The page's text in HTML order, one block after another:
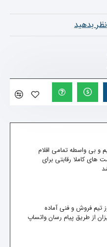
نظر بدهید
و بی واسطه تمامی اقلام
های کاملا رقابتی برای
تیم فروش و فنی آماده
از طریق پیام رسان واتساپ